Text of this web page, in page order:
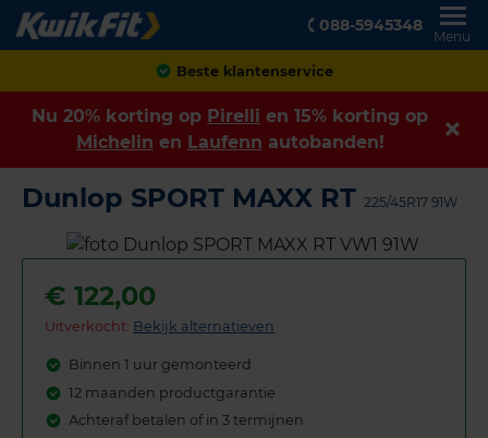
088-5945348
Menu
Beste klantenservice
Nu 20% korting op Pirelli en 15% korting op
Michelin en Laufenn autobanden!
Dunlop SPORT MAXX RT 225/45R17 91W
€ 122,00
Uitverkocht: Bekijk alternatieven
Binnen 1 uur gemonteerd
12 maanden productgarantie
Achteraf betalen of in 3 termijnen